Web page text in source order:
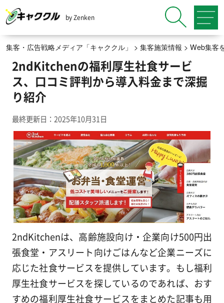
by Zenken
集客・広告戦略メディア「キャククル」 > 集客施策情報 > Web集客
2ndKitchenの福利厚生社食サービ
ス、口コミ評判から導入料金まで深掘
り紹介
最終更新日：2025年10月31日
2ndKitchenは、高齢施設向け・企業向け500円出
張食堂・アスリート向けごはんなど企業ニーズに
応じた社食サービスを提供しています。もし福利
厚生社食サービスを探しているのであれば、おす
すめの福利厚生社食サービスをまとめた記事も用